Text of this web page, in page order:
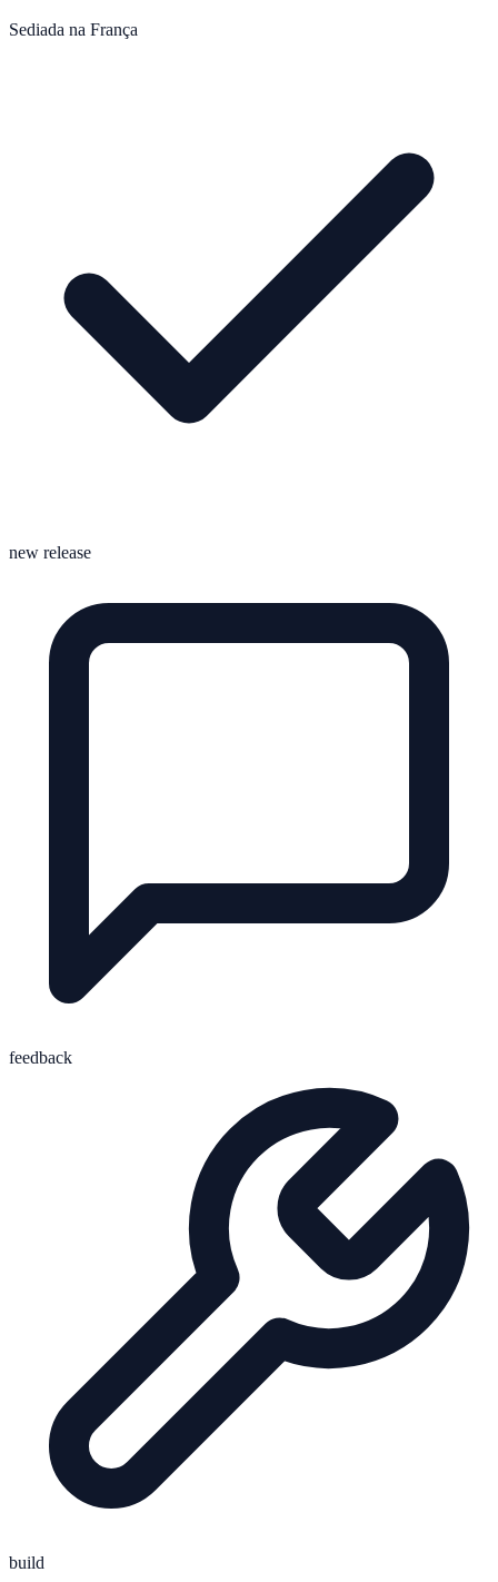
Sediada na França
new release
feedback
build